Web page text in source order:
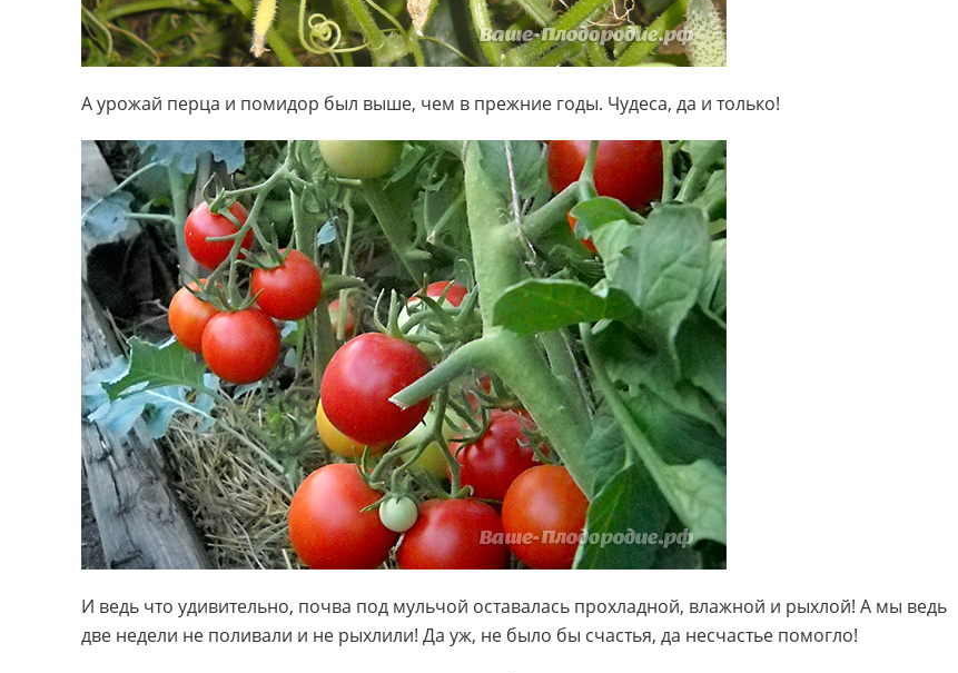
А урожай перца и помидор был выше, чем в прежние годы. Чудеса, да и только!
И ведь что удивительно, почва под мульчой оставалась прохладной, влажной и рыхлой! А мы ведь
две недели не поливали и не рыхлили! Да уж, не было бы счастья, да несчастье помогло!